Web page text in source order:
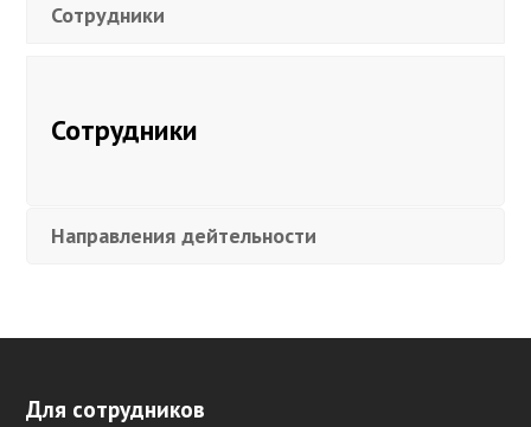
Сотрудники
Сотрудники
Направления дейтельности
Для сотрудников